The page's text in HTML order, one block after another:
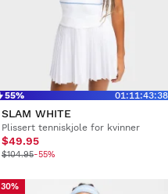
55% 01 :11 :43:37
SLAM WHITE
Plissert tenniskjole for kvinner
$49.95
$104.95-55%
30%